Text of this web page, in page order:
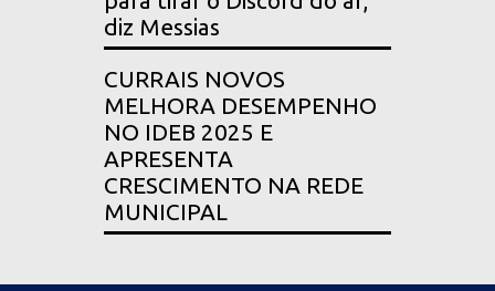
diz Messias
CURRAIS NOVOS
MELHORA DESEMPENHO
NO IDEB 2025 E
APRESENTA
CRESCIMENTO NA REDE
MUNICIPAL